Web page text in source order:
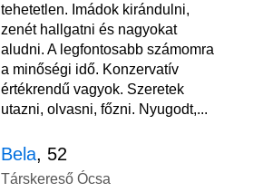
tehetetlen. Imádok kirándulni,
zenét hallgatni és nagyokat
aludni. A legfontosabb számomra
a minőségi idő. Konzervatív
értékrendű vagyok. Szeretek
utazni, olvasni, főzni. Nyugodt,...
Bela, 52
Társkereső Ócsa